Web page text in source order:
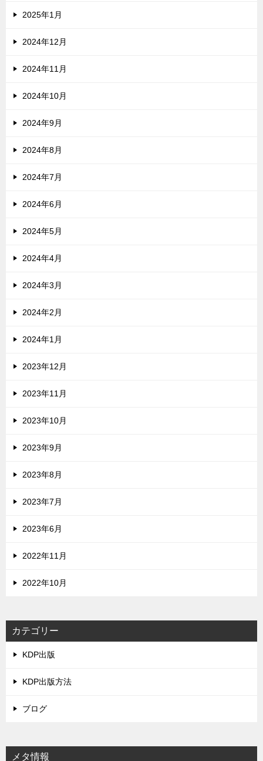
2025年1月
2024年12月
2024年11月
2024年10月
2024年9月
2024年8月
2024年7月
2024年6月
2024年5月
2024年4月
2024年3月
2024年2月
2024年1月
2023年12月
2023年11月
2023年10月
2023年9月
2023年8月
2023年7月
2023年6月
2022年11月
2022年10月
カテゴリー
KDP出版
KDP出版方法
ブログ
メタ情報